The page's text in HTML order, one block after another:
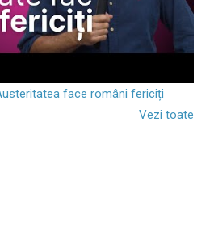
face români fericiți
Vezi toate